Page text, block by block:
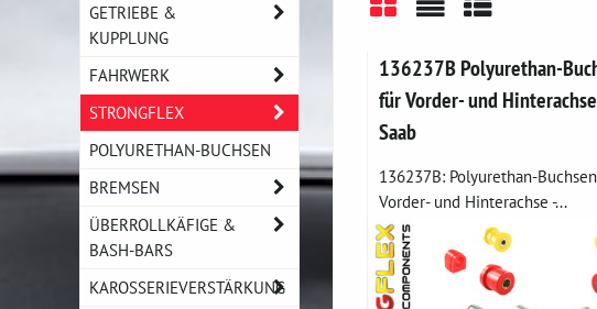
136237B Polyurethan-
für Vorder- und
Saab
136237B: Polyurethan-
Vorder- und Hinterachse -...
GETRIEBE &
KUPPLUNG
FAHRWERK
STRONGFLEX
POLYURETHAN-BUCHSEN
BREMSEN
ÜBERROLLKÄFIGE &
BASH-BARS
KAROSSERIEVERSTÄRKUNG